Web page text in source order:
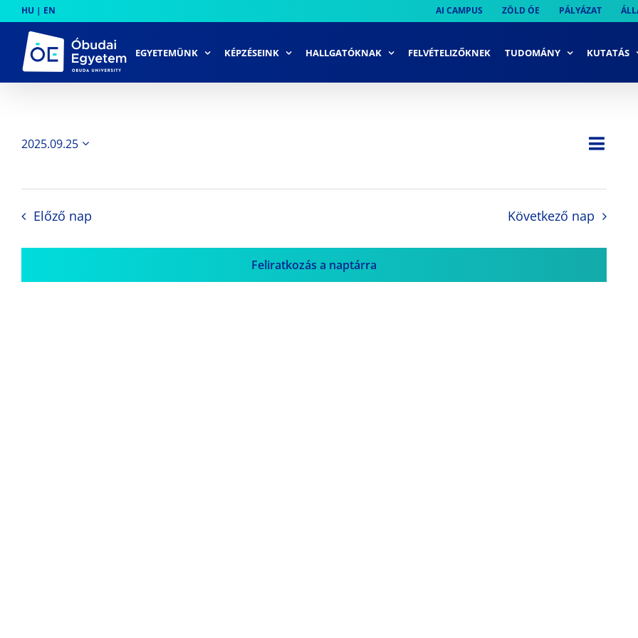
to
content
HU | EN AI CAMPUS ZÖLD ÓE PÁLYÁZAT
EGYETEMÜNK KÉPZÉSEINK HALLGATÓKNAK FELVÉTELIZŐKNEK TUDOMÁNY KUTATÁS
Nap
2025.09.25
Előző nap Következő nap
Feliratkozás a naptárra